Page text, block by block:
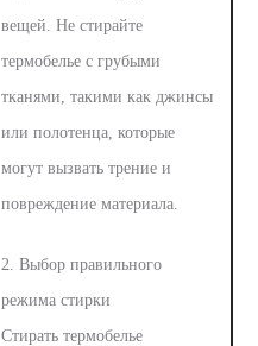
вещей. Не стирайте
термобелье с грубыми
тканями, такими как джинсы
или полотенца, которые
могут вызвать трение и
повреждение материала.
2. Выбор правильного
режима стирки
Стирать термобелье